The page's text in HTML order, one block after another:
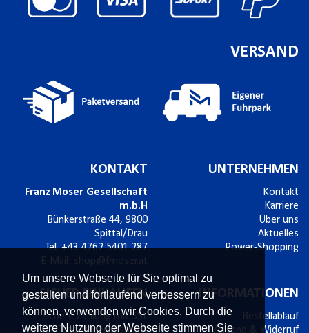
Um unsere Webseite für Sie optimal zu
gestalten und fortlaufend verbessern zu
können, verwenden wir Cookies. Durch die
weitere Nutzung der Webseite stimmen Sie
VERSAND
KONTAKT
Franz Moser Gesellschaft
m.b.H
Bünkerstraße 44, 9800
Spittal/Drau
Tel. +43 4762 5401 287
E-Mail: shop@fmoser.at
UNTERNEHMEN
Kontakt
Karriere
Über uns
Aktuelles
Power-Shopping
SICHER EINKAUFEN
sichere Zahlung mit SSL
14 Tage Widerrufsrecht
INFORMATIONEN
Bestellablauf
Versand & Widerruf